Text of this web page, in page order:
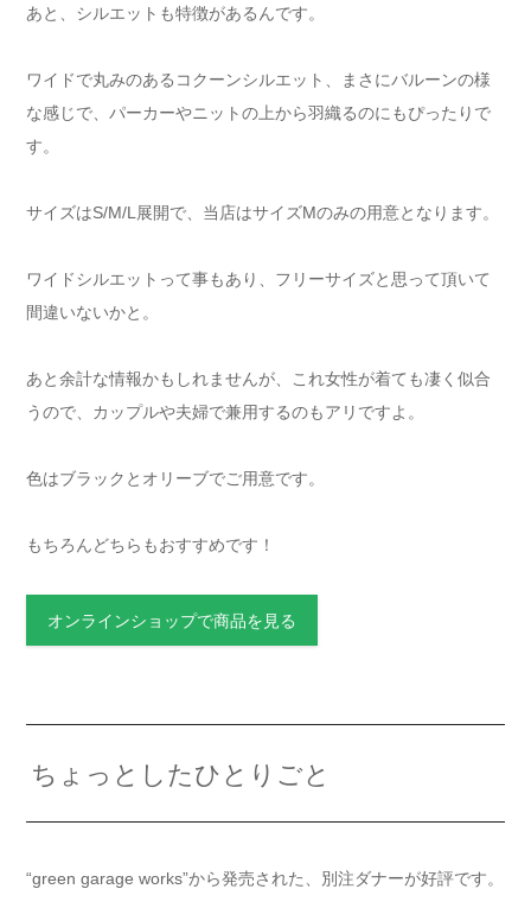
あと、シルエットも特徴があるんです。
ワイドで丸みのあるコクーンシルエット、まさにバルーンの様
な感じで、パーカーやニットの上から羽織るのにもぴったりで
す。
サイズはS/M/L展開で、当店はサイズMのみの用意となります。
ワイドシルエットって事もあり、フリーサイズと思って頂いて
間違いないかと。
あと余計な情報かもしれませんが、これ女性が着ても凄く似合
うので、カップルや夫婦で兼用するのもアリですよ。
色はブラックとオリーブでご用意です。
もちろんどちらもおすすめです！
オンラインショップで商品を見る
ちょっとしたひとりごと
“green garage works”から発売された、別注ダナーが好評です。